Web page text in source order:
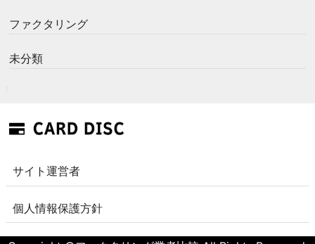
ファクタリング
未分類
サイト運営者
個人情報保護方針